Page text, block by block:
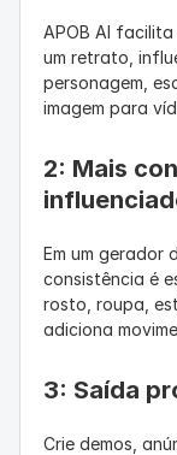
APOB AI
um retrato,
personagem,
imagem para
2: Mais
Em um gerador
consistência é
rosto, roupa,
adiciona
3: Saída
Crie demos,